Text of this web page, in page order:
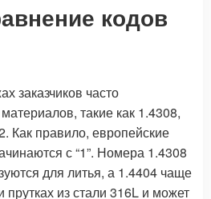
кодов
заказчиков часто
такие как 1.4308,
Как правило, европейские
с “1”. Номера 1.4308
для литья, а 1.4404 чаще
прутках из стали 316L и может